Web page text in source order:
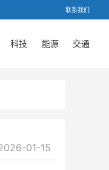
联系我们
科技 能源 交通
01-15